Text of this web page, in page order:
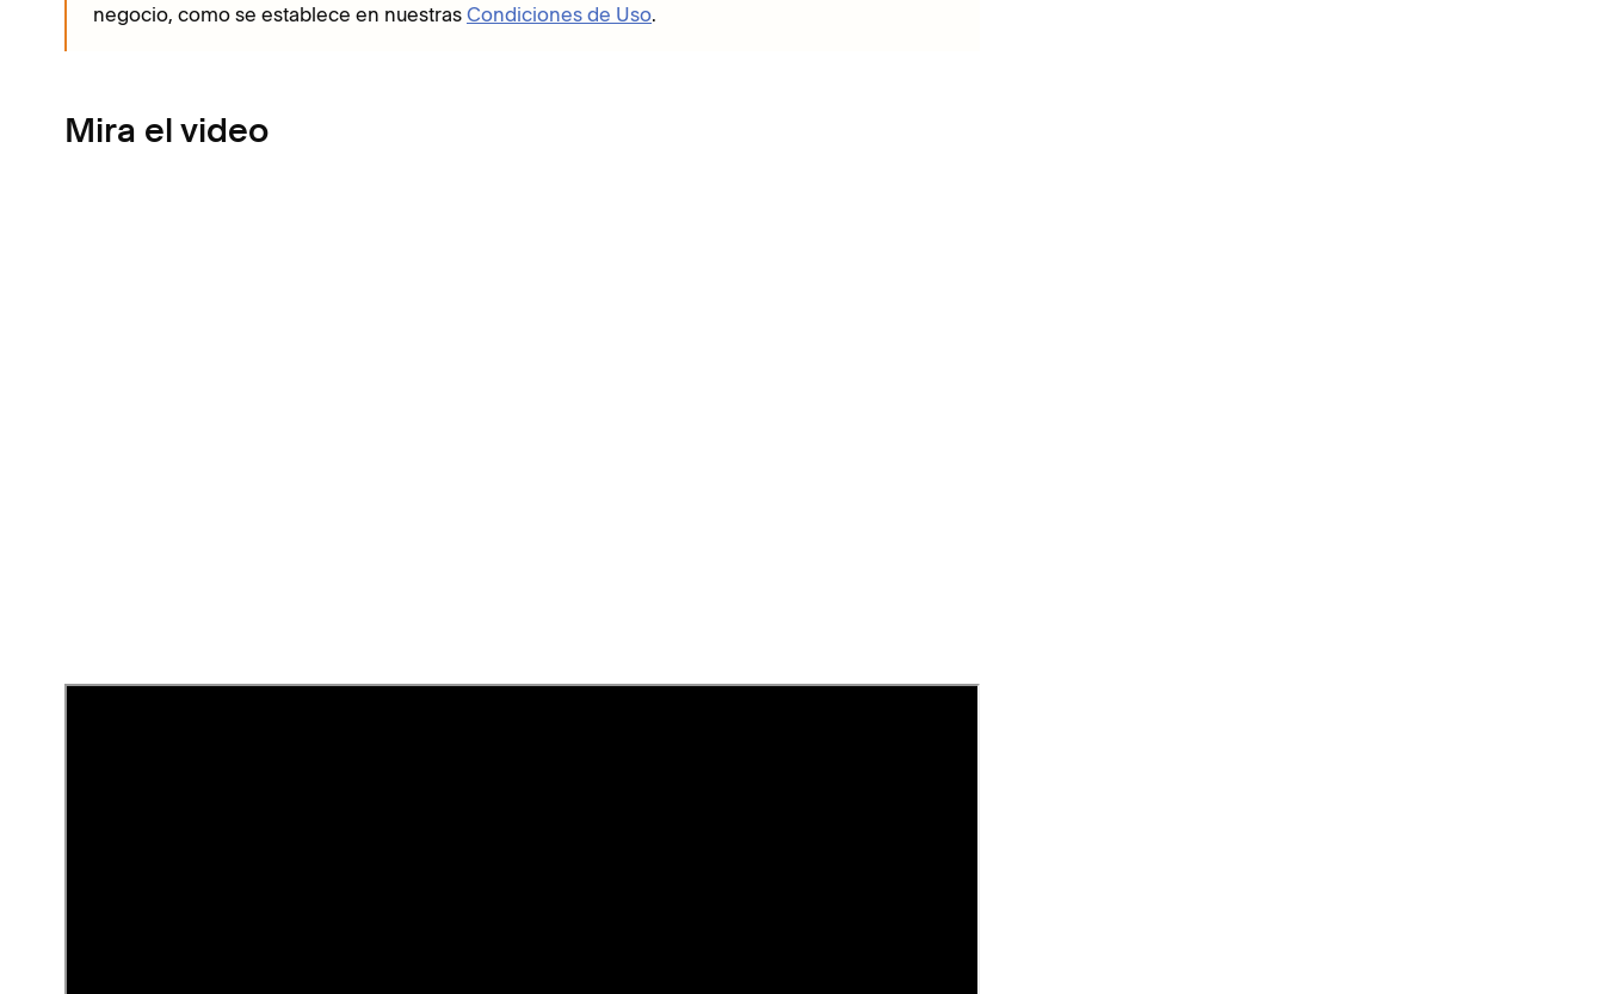
negocio, como se establece en nuestras Condiciones de Uso.
Mira el video